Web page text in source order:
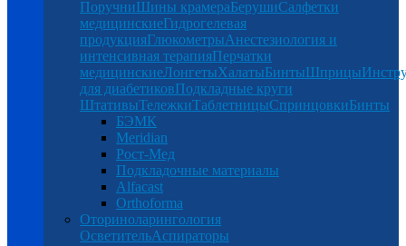
ПоручниШины крамераБерушиСалфетки
медицинскиеГидрогелевая
продукцияГлюкометрыАнестезиология и
интенсивная терапияПерчатки
медицинскиеЛонгетыХалатыБинтыШприцы
для диабетиковПодкладные круги
ШтативыТележкиТаблетницыСпринцовкиБинты
БЭМК
Meridian
Рост-Мед
Подкладочные материалы
Alfacast
Orthoforma
Оториноларингология
ОсветительАспираторы